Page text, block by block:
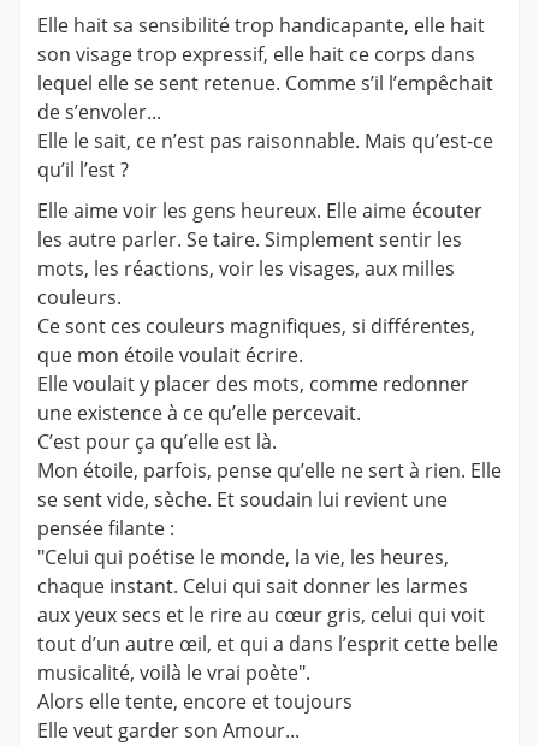
Elle hait sa sensibilité trop handicapante, elle hait
son visage trop expressif, elle hait ce corps dans
lequel elle se sent retenue. Comme s’il l’empêchait
de s’envoler...
Elle le sait, ce n’est pas raisonnable. Mais qu’est-ce
qu’il l’est ?
Elle aime voir les gens heureux. Elle aime écouter
les autre parler. Se taire. Simplement sentir les
mots, les réactions, voir les visages, aux milles
couleurs.
Ce sont ces couleurs magnifiques, si différentes,
que mon étoile voulait écrire.
Elle voulait y placer des mots, comme redonner
une existence à ce qu’elle percevait.
C’est pour ça qu’elle est là.
Mon étoile, parfois, pense qu’elle ne sert à rien. Elle
se sent vide, sèche. Et soudain lui revient une
pensée filante :
"Celui qui poétise le monde, la vie, les heures,
chaque instant. Celui qui sait donner les larmes
aux yeux secs et le rire au cœur gris, celui qui voit
tout d’un autre œil, et qui a dans l’esprit cette belle
musicalité, voilà le vrai poète".
Alors elle tente, encore et toujours
Elle veut garder son Amour...